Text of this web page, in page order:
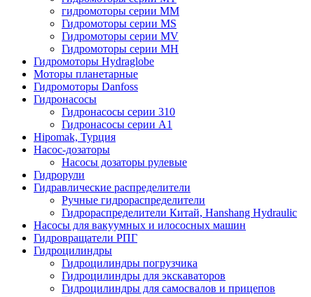
гидромоторы серии MM
Гидромоторы серии MS
Гидромоторы серии MV
Гидромоторы серии MH
Гидромоторы Hydraglobe
Моторы планетарные
Гидромоторы Danfoss
Гидронасосы
Гидронасосы серии 310
Гидронасосы серии А1
Hipomak, Турция
Насос-дозаторы
Насосы дозаторы рулевые
Гидрорули
Гидравлические распределители
Ручные гидрораспределители
Гидрораспределители Китай, Hanshang Hydraulic
Насосы для вакуумных и илососных машин
Гидровращатели РПГ
Гидроцилиндры
Гидроцилиндры погрузчика
Гидроцилиндры для экскаваторов
Гидроцилиндры для самосвалов и прицепов